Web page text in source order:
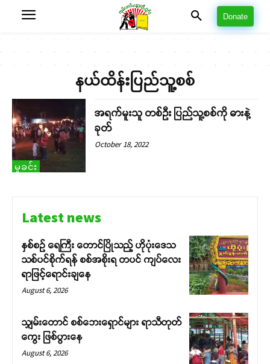
Donate
နယ်ထိန်းပြည်သူ့စစ်
မှုခင်း
အရက်မူးသူ တစ်ဦး ပြည်သူ့စစ်ကို ဓားနဲ့
ခုတ်
October 18, 2022
Latest news
နှစ်စဉ် ရေကြီး တောင်ပြိုသည့် ဟိုပုံးဒေသ
သစ်ပင်စိုက်ရန် စစ်အစိုးရ တပင် ကျပ်လေး
ရာဖြင့်ရောင်းချနေ
August 6, 2026
သျှမ်းတောင် စစ်ဘေးရှောင်များ ရာသီတုတ်
ကွေး ဖြစ်ပွားနေ
August 6, 2026